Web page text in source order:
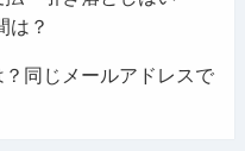
は？
同じメールアドレスで